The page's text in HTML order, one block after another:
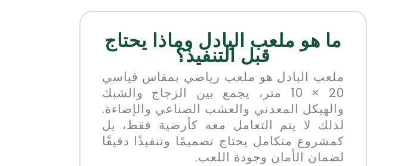
ما هو ملعب البادل وماذا يحتاج
قبل التنفيذ؟
ملعب البادل هو ملعب رياضي بمقاس قياسي
20 × 10 متر، يجمع بين الزجاج والشبك
والهيكل المعدني والعشب الصناعي والإضاءة.
لذلك لا يتم التعامل معه كأرضية فقط، بل
كمشروع متكامل يحتاج تصميمًا وتنفيذًا دقيقًا
لضمان الأمان وجودة اللعب.